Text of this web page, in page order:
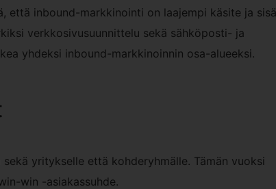
että inbound-markkinointi on laajempi käsite ja
verkkosivusuunnittelu sekä sähköposti- ja
yhdeksi inbound-markkinoinnin osa-alueeksi.
yritykselle että kohderyhmälle. Tämän vuoksi
win -asiakassuhde.